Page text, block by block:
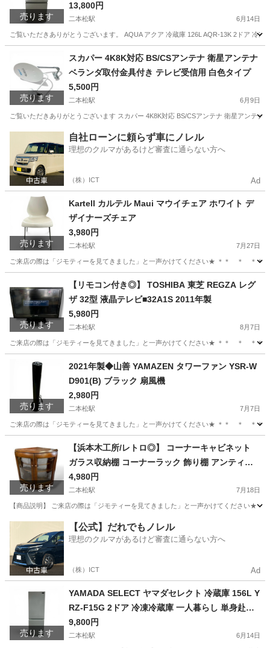
売ります
13,800円
二本松駅 6月14日
ご覧いただきありがとうございます。 AQUA アクア 冷蔵庫 126L AQR-13K 2ドア 冷
二本松駅 キッチン家電
売ります
スカパー 4K8K対応 BS/CSアンテナ 衛星アンテナ
ベランダ取付金具付き テレビ受信用 白色タイプ
5,500円
二本松駅 6月9日
ご覧いただきありがとうございます スカパー 4K8K対応 BS/CSアンテナ 衛星アンテ
二本松駅 テレビ スカパー
自社ローンに頼らず車にノレル
理想のクルマがあるけど審査に通らない方へ
（株）ICT Ad
売ります
Kartell カルテル Maui マウイチェア ホワイト デ
ザイナーズチェア
3,980円
二本松駅 7月27日
ご来店の際は「ジモティーを見てきました」と一声かけてください★ ＊＊ ＊ ＊＊
二本松駅 椅子
売ります
【リモコン付き◎】 TOSHIBA 東芝 REGZA レグ
ザ 32型 液晶テレビ■32A1S 2011年製
5,980円
二本松駅 8月7日
ご来店の際は「ジモティーを見てきました」と一声かけてください★ ＊＊ ＊ ＊＊
二本松駅 テレビ REGZA
売ります
2021年製◆山善 YAMAZEN タワーファン YSR-W
D901(B) ブラック 扇風機
2,980円
二本松駅 7月7日
ご来店の際は「ジモティーを見てきました」と一声かけてください★ ＊＊ ＊ ＊＊
二本松駅 季節、空調家電 YSR
売ります
【浜本木工所/レトロ◎】 コーナーキャビネット
ガラス収納棚 コーナーラック 飾り棚 アンティー
ク家具
4,980円
二本松駅 7月18日
【商品説明】 ご来店の際は「ジモティーを見てきました」と一声かけてください
二本松駅 収納家具 レトロ
【公式】だれでもノレル
理想のクルマがあるけど審査に通らない方へ
（株）ICT Ad
売ります
YAMADA SELECT ヤマダセレクト 冷蔵庫 156L Y
RZ-F15G 2ドア 冷凍冷蔵庫 一人暮らし 単身赴任
新生活向け ホワイト系 2019年製
9,800円
二本松駅 6月14日